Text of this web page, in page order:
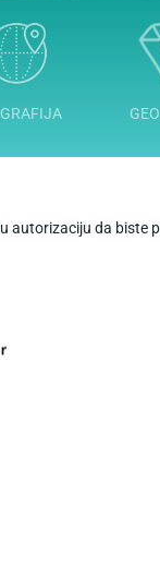
autorizaciju da biste